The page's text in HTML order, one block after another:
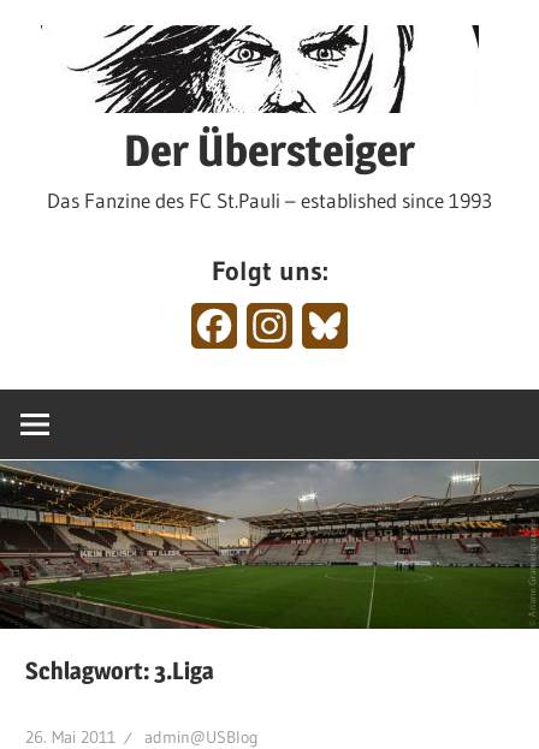
Der Übersteiger
Das Fanzine des FC St.Pauli – established since 1993
Folgt uns:
FacebookInstagram
Schlagwort: 3.Liga
26. Mai 2011 admin@USBlog